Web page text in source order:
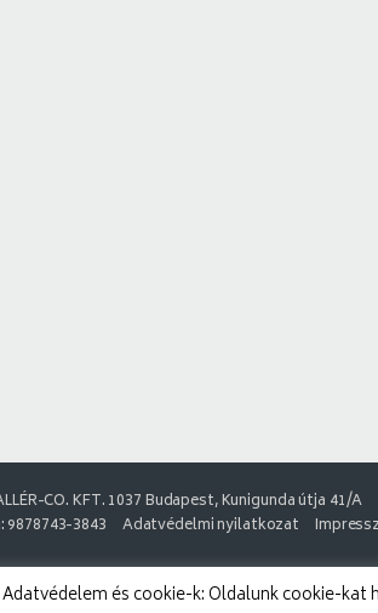
CO. KFT. 1037 Budapest, Kunigunda útja 41/A
3843
Adatvédelmi nyilatkozat
Adatvédelem és cookie-k: Oldalunk cookie-kat